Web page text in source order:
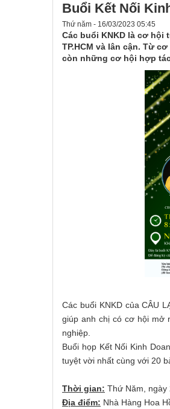
Buổi Kết Nối
Thứ năm - 16/03/2023 05:45
Các buổi KNKD là cơ
TP.HCM và lân cận. Từ
còn những cơ hội hợp
Các buổi KNKD của CÂU
giúp anh chị có cơ hội mở
nghiệp.
Buổi họp Kết Nối Kinh
tuyệt vời nhất cùng với 20
Thời gian: Thứ Năm, ngày
Địa điểm: Nhà Hàng Hoa